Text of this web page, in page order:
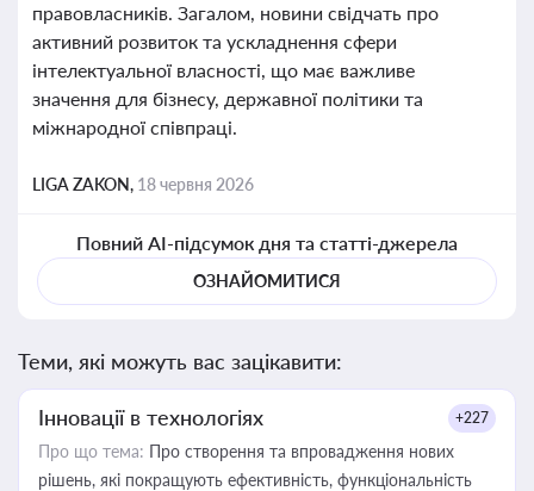
правовласників. Загалом, новини свідчать про
активний розвиток та ускладнення сфери
інтелектуальної власності, що має важливе
значення для бізнесу, державної політики та
міжнародної співпраці.
LIGA ZAKON, 18 червня 2026
Повний AI-підсумок дня та статті-джерела
ОЗНАЙОМИТИСЯ
Теми, які можуть вас зацікавити:
Інновації в технологіях +227
Про що тема: Про створення та впровадження нових
рішень, які покращують ефективність, функціональність